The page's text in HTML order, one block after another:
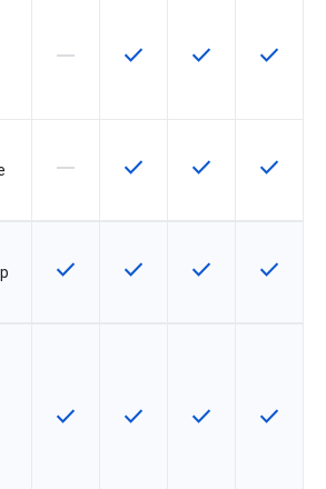
La funzionalità non è supportata
horizontal_rule Questa funzionalità è
check Questa
check Questa
check
La funzionalità non è supportata
horizontal_rule Questa funzionalità è
check Questa
check Questa
check
Questa funzionalità è disponibile
check Questa funzionalità è
check Questa
check Questa
check
Questa funzionalità è disponibile
check Questa funzionalità è
check Questa
check Questa
check